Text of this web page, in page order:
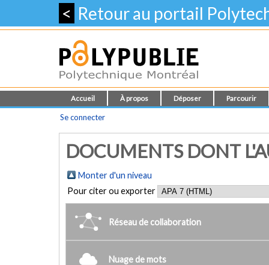
< Retour au portail
Accueil À propos Déposer Parcourir
Se connecter
DOCUMENTS DONT
Monter d'un niveau
Pour citer ou exporter
Réseau de collaboration
Nuage de mots